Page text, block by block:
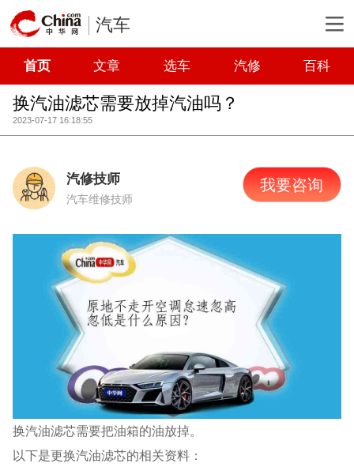
汽车
首页 文章 选车 汽修 百科
换汽油滤芯需要放掉汽油吗？
2023-07-17 16:18:55
汽修技师
汽车维修技师
我要咨询
换汽油滤芯需要把油箱的油放掉。
以下是更换汽油滤芯的相关资料：